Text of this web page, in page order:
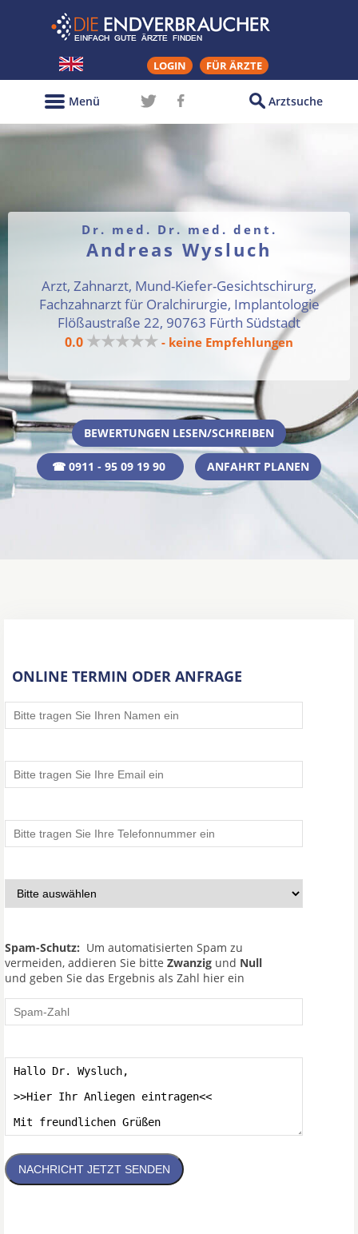
LOGIN FÜR ÄRZTE
Arztsuche
Menü
Dr. med. Dr. med. dent.
Andreas Wysluch
Arzt, Zahnarzt, Mund-Kiefer-Gesichtschirurg,
Fachzahnarzt für Oralchirurgie, Implantologie
Flößaustraße 22, 90763 Fürth Südstadt
0.0 ★★★★★ - keine Empfehlungen
BEWERTUNGEN LESEN/SCHREIBEN
☎ 0911 - 95 09 19 90 ANFAHRT PLANEN
ONLINE TERMIN ODER ANFRAGE
Spam-Schutz: Um automatisierten Spam zu
vermeiden, addieren Sie bitte Zwanzig und Null
und geben Sie das Ergebnis als Zahl hier ein
NACHRICHT JETZT SENDEN